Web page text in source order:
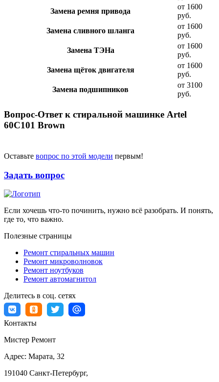
Замена ремня привода
от 1600
руб.
Замена сливного шланга
от 1600
руб.
Замена ТЭНа
от 1600
руб.
Замена щёток двигателя
от 1600
руб.
Замена подшипников
от 3100
руб.
Вопрос-Ответ к стиральной машинке Artel
60С101 Brown
Оставьте вопрос по этой модели первым!
Задать вопрос
Если хочешь что-то починить, нужно всё разобрать. И понять,
где то, что важно.
Полезные страницы
Ремонт стиральных машин
Ремонт микроволновок
Ремонт ноутбуков
Ремонт автомагнитол
Делитесь в соц. сетях
Контакты
Мистер Ремонт
Адрес: Марата, 32
191040 Санкт-Петербург,